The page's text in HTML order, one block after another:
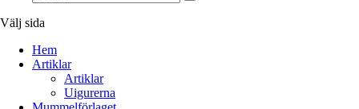
Välj sida
Hem
Artiklar
Artiklar
Uigurerna